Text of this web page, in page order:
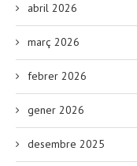
abril 2026
març 2026
febrer 2026
gener 2026
desembre 2025